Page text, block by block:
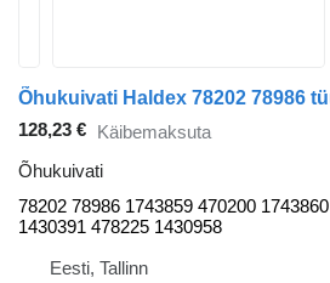
128,23 € Käibemaksuta
Õhukuivati
78202 78986 1743859 470200 1743860
1430391 478225 1430958
Eesti, Tallinn